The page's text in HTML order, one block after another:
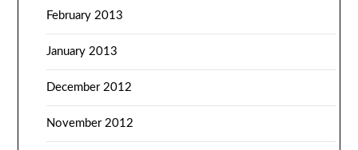
February 2013
January 2013
December 2012
November 2012